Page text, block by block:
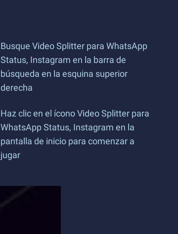
Busque Video Splitter para WhatsApp
Status, Instagram en la barra de
búsqueda en la esquina superior
derecha
Haz clic en el ícono Video Splitter para
WhatsApp Status, Instagram en la
pantalla de inicio para comenzar a
jugar